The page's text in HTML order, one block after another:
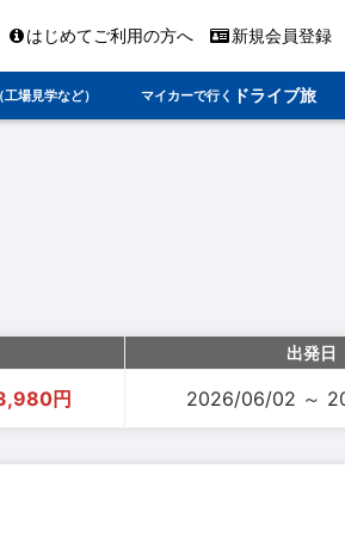
はじめてご利用の方へ 新規会員登録
（工場見学など） マイカーで行く ドライブ旅
出発日
円 2026/06/02 ～